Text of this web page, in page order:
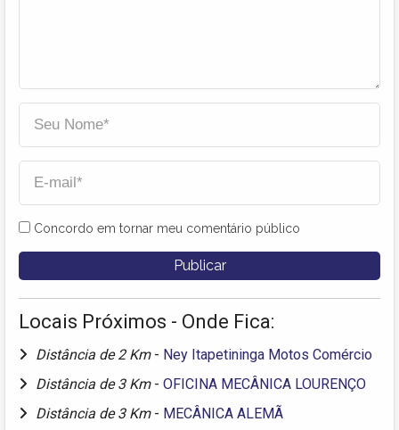
Concordo em tornar meu comentário público
Locais Próximos - Onde Fica:
Distância de 2 Km - Ney Itapetininga Motos Comércio
Distância de 3 Km - OFICINA MECÂNICA LOURENÇO
Distância de 3 Km - MECÂNICA ALEMÃ